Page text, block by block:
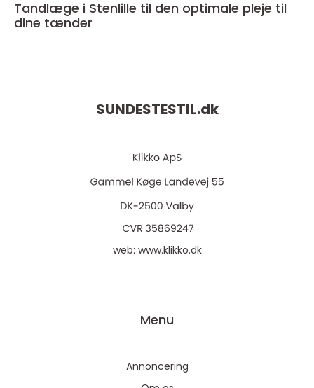
Tandlæge i Stenlille til den optimale pleje til
dine tænder
SUNDESTESTIL.dk
web: www.klikko.dk
Menu
Annoncering